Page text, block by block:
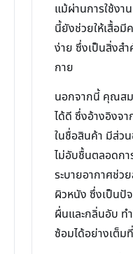
แม้ผ่านการใช้งา
นี้ยังช่วยให้เสื้อมี
ง่าย ซึ่งเป็นสิ่งส
กาย
นอกจากนี้ คุณสม
ได้ดี ซึ่งอ้างอิงจ
ในชื่อสินค้า มีส่ว
ไม่อับชื้นตลอดก
ระบายอากาศช่ว
ผิวหนัง ซึ่งเป็น
ผื่นและกลิ่นอับ ท
ซ้อมได้อย่างเต็มที่